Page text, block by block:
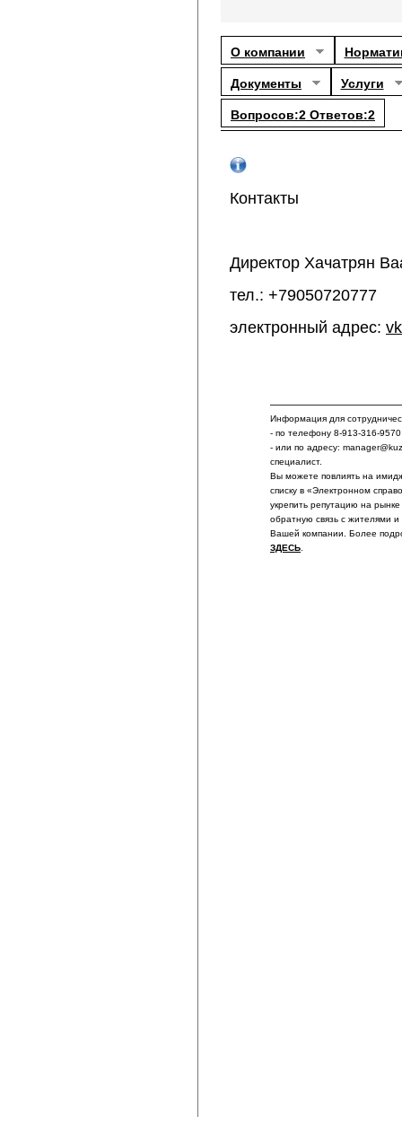
О компании
Документы Услуги
Вопросов:2 Ответов:2
Контакты
Директор Хачатрян
тел.: +79050720777
электронный адрес:
Информация для
- по телефону 8-913-316-9570
- или по адресу:
специалист.
Вы можете повлиять на
списку в «Электронном
укрепить репутацию на
обратную связь с жителями и
Вашей компании. Более
ЗДЕСЬ